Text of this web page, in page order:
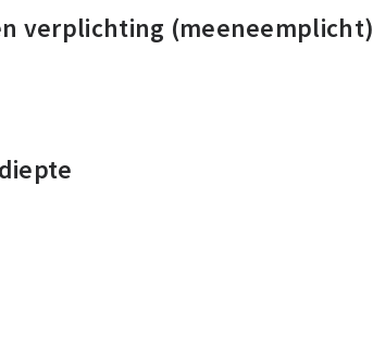
verplichting (meeneemplicht)